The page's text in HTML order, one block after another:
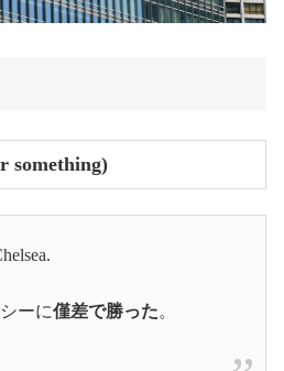
something)
ーに僅差で勝った。